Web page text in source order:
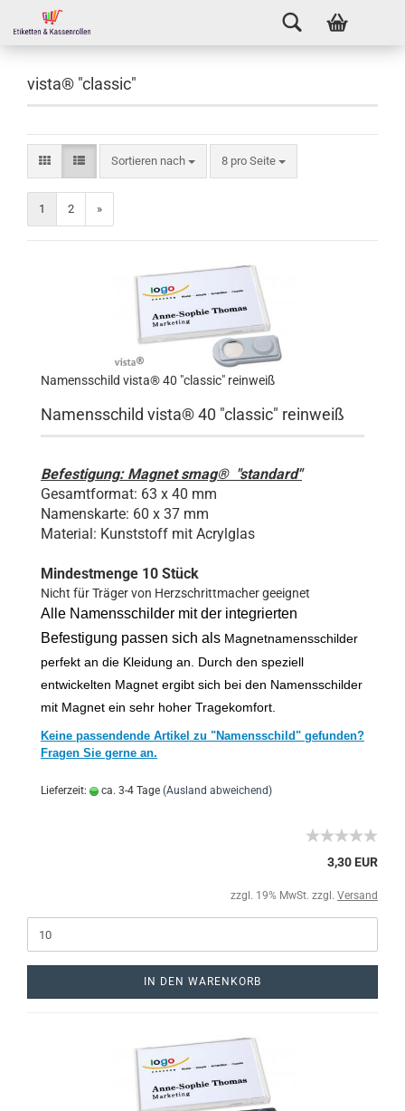
vista® "classic"
Sortieren nach 8 pro Seite
1 2 »
Namensschild vista® 40 "classic" reinweiß
Namensschild vista® 40 "classic" reinweiß
Befestigung: Magnet smag® "standard"
Gesamtformat: 63 x 40 mm
Namenskarte: 60 x 37 mm
Material: Kunststoff mit Acrylglas
Mindestmenge 10 Stück
Nicht für Träger von Herzschrittmacher geeignet
Alle Namensschilder mit der integrierten
Befestigung passen sich als Magnetnamensschilder
perfekt an die Kleidung an. Durch den speziell
entwickelten Magnet ergibt sich bei den Namensschilder
mit Magnet ein sehr hoher Tragekomfort.
Keine passendende Artikel zu "Namensschild" gefunden?
Fragen Sie gerne an.
Lieferzeit: ca. 3-4 Tage (Ausland abweichend)
3,30 EUR
zzgl. 19% MwSt. zzgl. Versand
IN DEN WARENKORB